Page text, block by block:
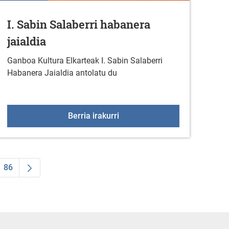
bideoforuma antolatu du
I. Sabin Salaberri habanera
jaialdia
Ganboa Kultura Elkarteak I. Sabin Salaberri
Habanera Jaialdia antolatu du
Berria irakurriI. Sabin Salaberri habanera
Pages Use TAB to navigate.
Orrialdea
86